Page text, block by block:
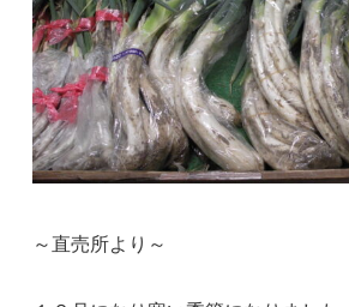
～直売所より～